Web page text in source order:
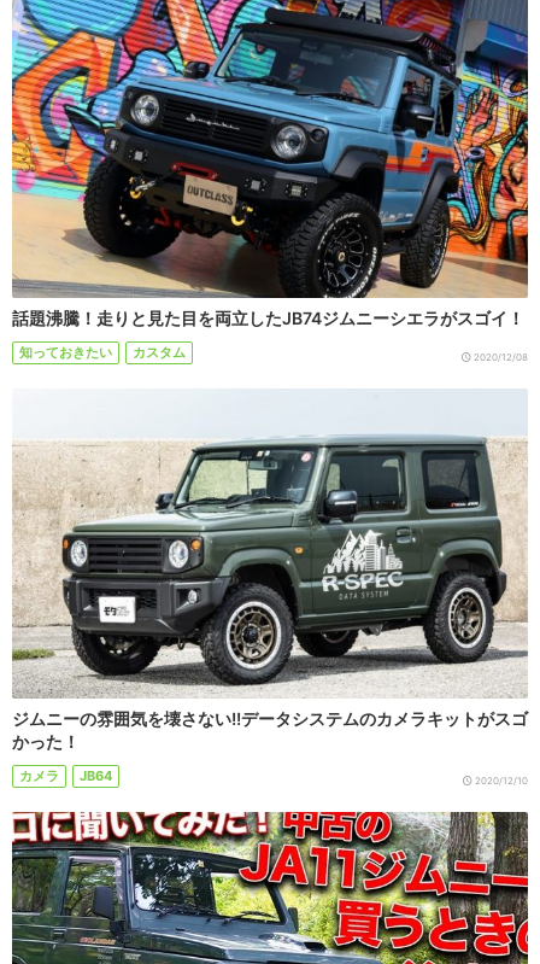
話題沸騰！走りと見た目を両立したJB74ジムニーシエラがスゴイ！
知っておきたい カスタム 2020/12/08
ジムニーの雰囲気を壊さない!!データシステムのカメラキットがスゴ
かった！
カメラ JB64 2020/12/10